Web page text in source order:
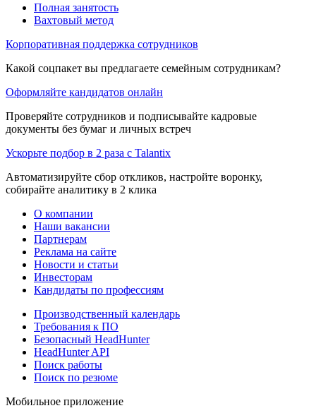
Полная занятость
Вахтовый метод
Корпоративная поддержка сотрудников
Какой соцпакет вы предлагаете семейным сотрудникам?
Оформляйте кандидатов онлайн
Проверяйте сотрудников и подписывайте кадровые
документы без бумаг и личных встреч
Ускорьте подбор в 2 раза с Talantix
Автоматизируйте сбор откликов, настройте воронку,
собирайте аналитику в 2 клика
О компании
Наши вакансии
Партнерам
Реклама на сайте
Новости и статьи
Инвесторам
Кандидаты по профессиям
Производственный календарь
Требования к ПО
Безопасный HeadHunter
HeadHunter API
Поиск работы
Поиск по резюме
Мобильное приложение